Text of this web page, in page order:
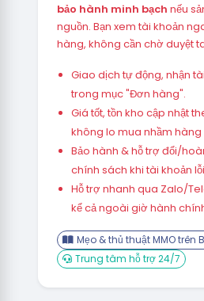
bảo hành minh bạch nếu
nguồn. Bạn xem tài khoản
hàng, không cần chờ duyệt
Giao dịch tự động, nhận
trong mục "Đơn hàng".
Giá tốt, tồn kho cập nhật
không lo mua nhầm hàng
Bảo hành & hỗ trợ đổi/
chính sách khi tài khoản
Hỗ trợ nhanh qua Zalo/
kể cả ngoài giờ hành
Mẹo & thủ thuật MMO trên
Trung tâm hỗ trợ 24/7